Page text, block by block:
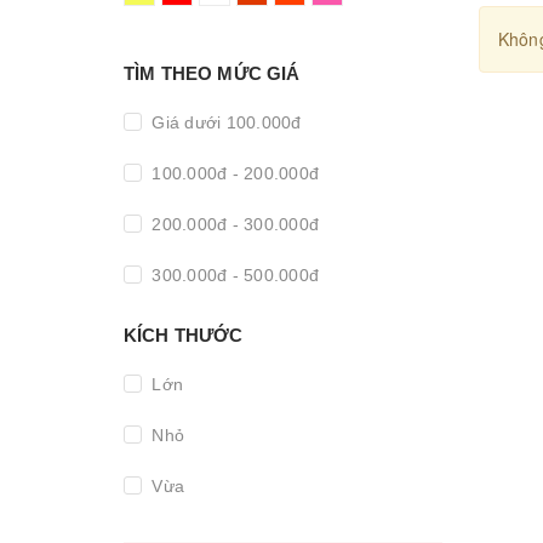
TÌM THEO MỨC GIÁ
Giá dưới 100.000đ
100.000đ - 200.000đ
200.000đ - 300.000đ
300.000đ - 500.000đ
500.000đ - 1.000.000đ
Giá trên 1.000.000đ
KÍCH THƯỚC
Lớn
Nhỏ
Vừa